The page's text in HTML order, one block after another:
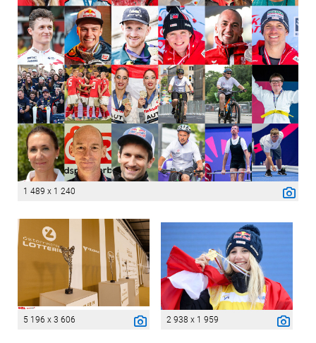
1 489 x 1 240
5 196 x 3 606 2 938 x 1 959